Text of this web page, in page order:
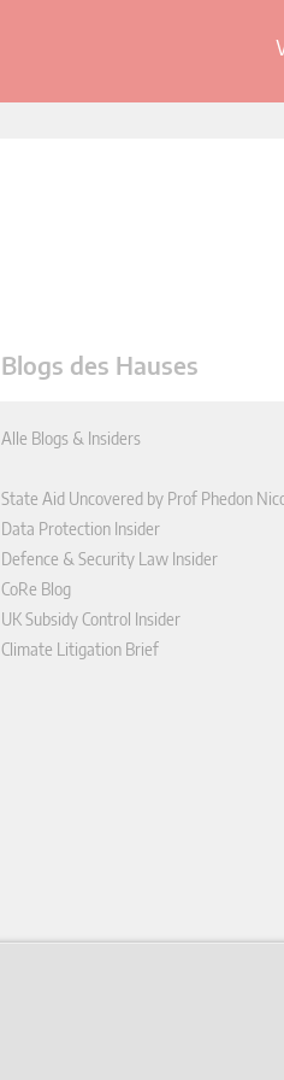
Blogs des Hauses
Alle Blogs & Insiders
State Aid Uncovered by Prof Phedon
Data Protection Insider
Defence & Security Law Insider
CoRe Blog
UK Subsidy Control Insider
Climate Litigation Brief